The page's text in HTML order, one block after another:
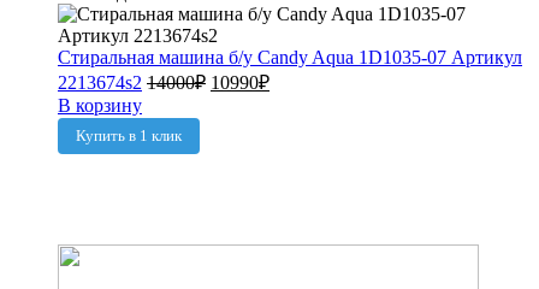
Стиральная машина б/у Candy Aqua 1D1035-07 Артикул
2213674s2 14000₽ 10990₽
В корзину
Купить в 1 клик